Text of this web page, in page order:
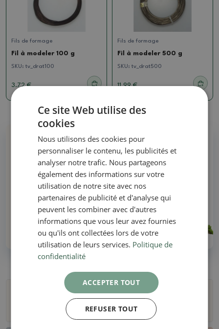
Fils de formage
Fil à modeler 100 g
SKU: tv_drat100
3.72 €
Fils de formage
Fil à modeler 500 g
SKU: tv_drat500
11.99 €
Pourquoi acheter chez nous ?
Tous en stock - pas de photos d'illustration
Livraison dans les 48 heures
Plus de 30 ans d'expérience !
Ce site Web utilise des
cookies
Nous utilisons des cookies pour
personnaliser le contenu, les publicités et
analyser notre trafic. Nous partageons
également des informations sur votre
utilisation de notre site avec nos
partenaires de publicité et d'analyse qui
peuvent les combiner avec d'autres
informations que vous leur avez fournies
ou qu'ils ont collectées lors de votre
utilisation de leurs services. Politique de
confidentialité
ACCEPTER TOUT
REFUSER TOUT